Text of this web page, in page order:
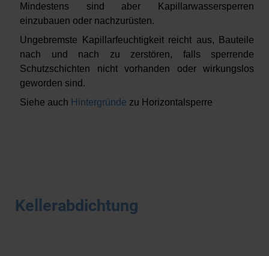
Mindestens sind aber Kapillarwassersperren
einzubauen oder nachzurüsten.
Ungebremste Kapillarfeuchtigkeit reicht aus, Bauteile
nach und nach zu zerstören, falls sperrende
Schutzschichten nicht vorhanden oder wirkungslos
geworden sind.
Siehe auch Hintergründe zu Horizontalsperre
Kellerabdichtung